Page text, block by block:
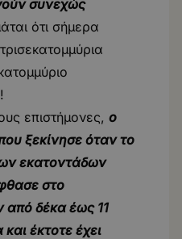
συνεχώς
ότι σήμερα
επιστήμονες, ο
ξεκίνησε όταν το
εκατοντάδων
στο
δέκα έως 11
έκτοτε έχει